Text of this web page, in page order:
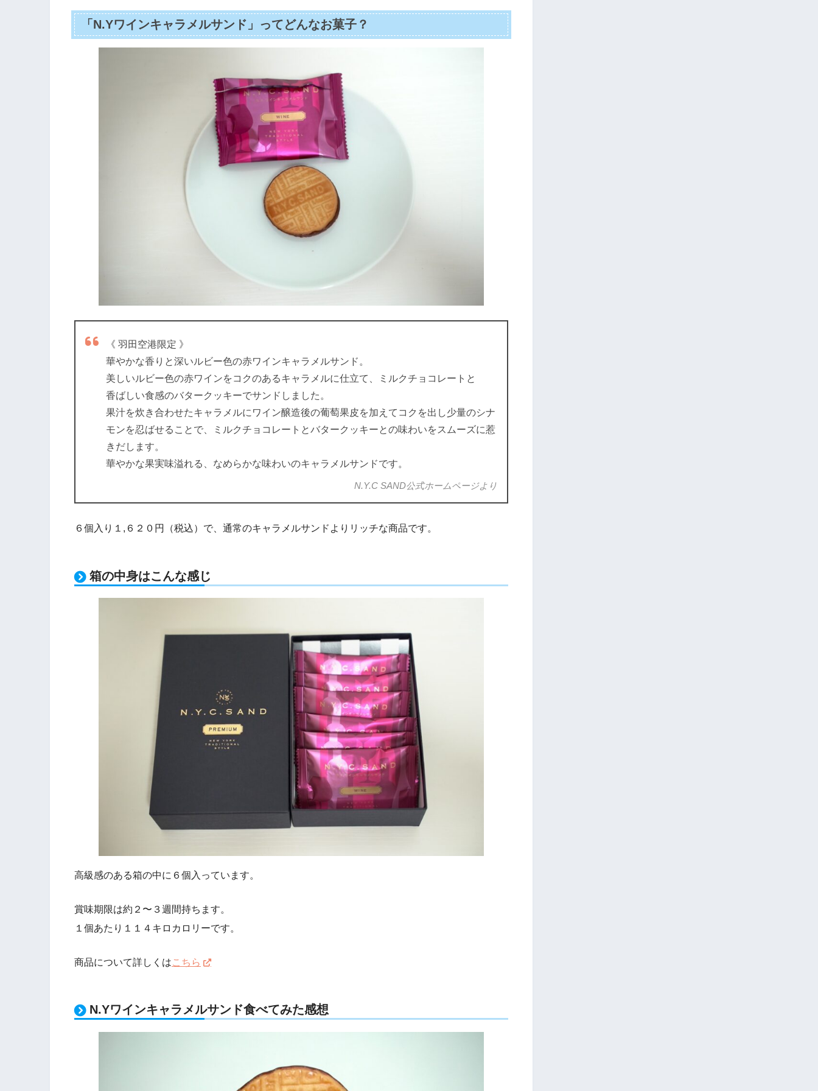
「N.Yワインキャラメルサンド」ってどんなお菓子？
《 羽田空港限定 》
華やかな香りと深いルビー色の赤ワインキャラメルサンド。
美しいルビー色の赤ワインをコクのあるキャラメルに仕立て、ミルクチョコレートと
香ばしい食感のバタークッキーでサンドしました。
果汁を炊き合わせたキャラメルにワイン醸造後の葡萄果皮を加えてコクを出し少量のシナ
モンを忍ばせることで、ミルクチョコレートとバタークッキーとの味わいをスムーズに惹
きだします。
華やかな果実味溢れる、なめらかな味わいのキャラメルサンドです。
N.Y.C SAND公式ホームページより
６個入り１,６２０円（税込）で、通常のキャラメルサンドよりリッチな商品です。
箱の中身はこんな感じ
高級感のある箱の中に６個入っています。
賞味期限は約２〜３週間持ちます。
１個あたり１１４キロカロリーです。
商品について詳しくはこちら
N.Yワインキャラメルサンド食べてみた感想